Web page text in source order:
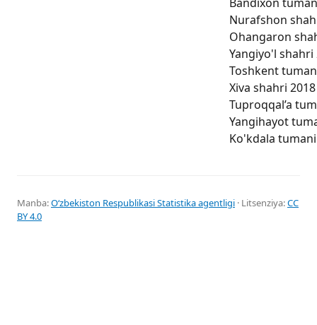
Nurafshon
Ohangaron
Yangiyo'l
Toshkent
Xiva shahri
Tuproqqal’a
Yangihayot
Ko'kdala
Manba:Oʻzbekiston Respublikasi Statistika agentligi · Litsenziya:CC
BY 4.0